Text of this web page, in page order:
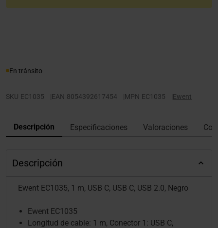
En tránsito
SKU EC1035 |EAN 8054392617454 |MPN EC1035 |Ewent
Descripción Especificaciones Valoraciones
Descripción
Ewent EC1035, 1 m, USB C, USB C, USB 2.0, Negro
Ewent EC1035
Longitud de cable: 1 m, Conector 1: USB C,